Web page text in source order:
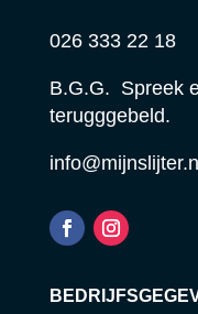
026 333 22 18
B.G.G. Spreek
terugggebeld.